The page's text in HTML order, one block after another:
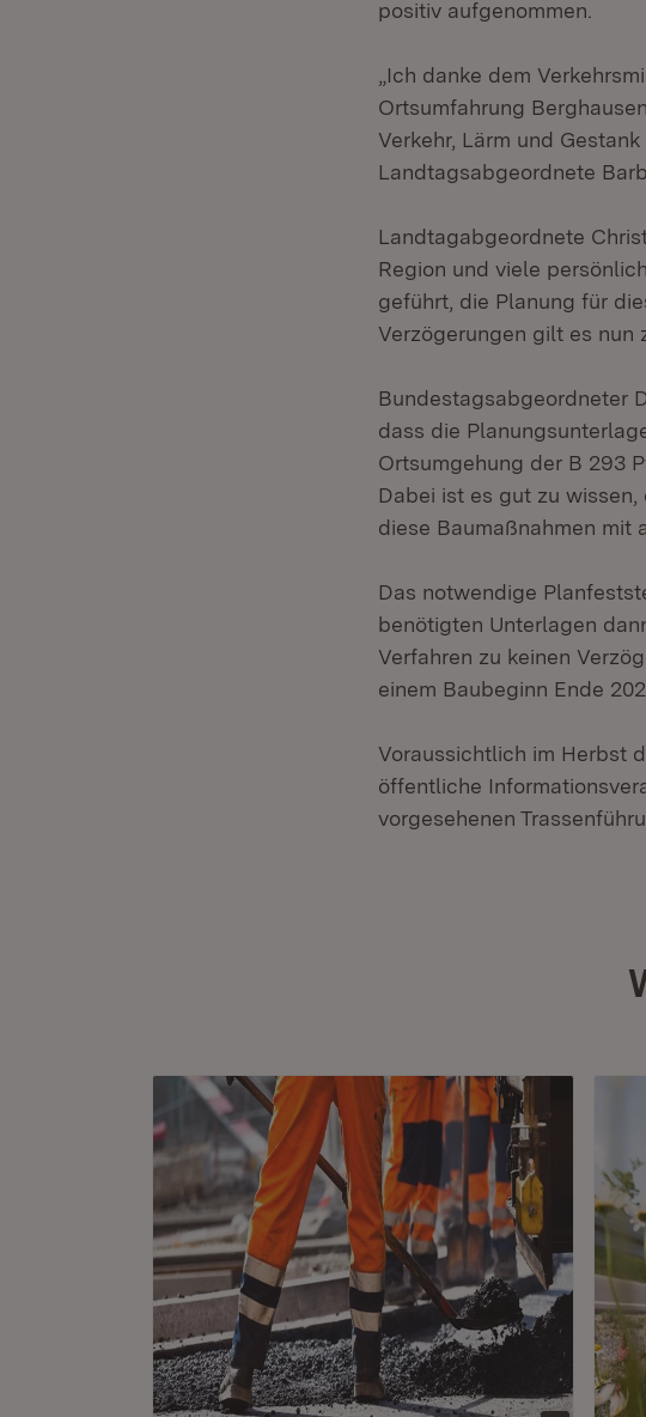
positiv aufgenommen.
„Ich danke dem
Ortsumfahrung
Verkehr, Lärm und
Landtagsabgeordnete
Landtagabgeordnete
Region und viele
geführt, die Planung für
Verzögerungen gilt es nun
Bundestagsabgeordneter
dass die
Ortsumgehung der B 293
Dabei ist es gut zu
diese Baumaßnahmen mit
Das notwendige
benötigten Unterlagen
Verfahren zu keinen
einem Baubeginn Ende
Voraussichtlich im Herbst
öffentliche
vorgesehenen